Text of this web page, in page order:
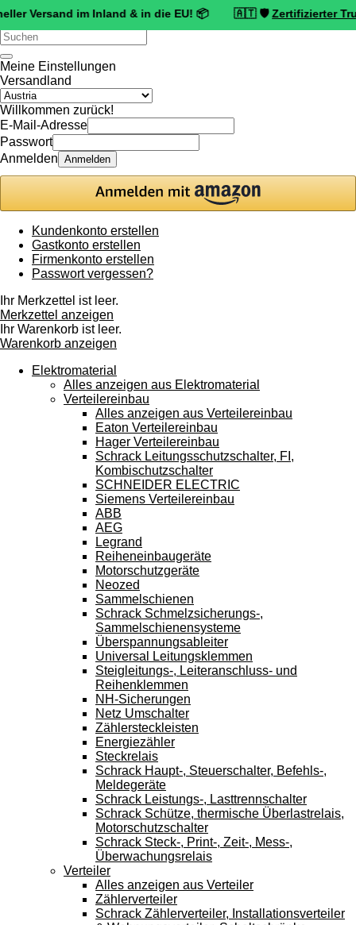
im Inland & in die EU! 📦 🇦🇹 🛡️ Zertifizierter Trusted
Verwende
die
oben
und
unten,
um
das
Ergebnis
auszuwählen.
Eingabetaste,
zum
ausgewählten
können
Touch-
und
Streichgesten
verwenden.
Meine Einstellungen
Versandland
Willkommen zurück!
E-Mail-Adresse
Passwort
Anmelden Anmelden
Kundenkonto erstellen
Gastkonto erstellen
Firmenkonto erstellen
Passwort vergessen?
Ihr Merkzettel ist leer.
Merkzettel anzeigen
Ihr Warenkorb ist leer.
Warenkorb anzeigen
Elektromaterial
Alles anzeigen aus Elektromaterial
Verteilereinbau
Alles anzeigen aus Verteilereinbau
Eaton Verteilereinbau
Hager Verteilereinbau
Schrack Leitungsschutzschalter, FI,
Kombischutzschalter
SCHNEIDER ELECTRIC
Siemens Verteilereinbau
ABB
AEG
Legrand
Reiheneinbaugeräte
Motorschutzgeräte
Neozed
Sammelschienen
Schrack Schmelzsicherungs-,
Sammelschienensysteme
Überspannungsableiter
Universal Leitungsklemmen
Steigleitungs-, Leiteranschluss- und
Reihenklemmen
NH-Sicherungen
Netz Umschalter
Zählersteckleisten
Energiezähler
Steckrelais
Schrack Haupt-, Steuerschalter, Befehls-,
Meldegeräte
Schrack Leistungs-, Lasttrennschalter
Schrack Schütze, thermische Überlastrelais,
Motorschutzschalter
Schrack Steck-, Print-, Zeit-, Mess-,
Überwachungsrelais
Verteiler
Alles anzeigen aus Verteiler
Zählerverteiler
Schrack Zählerverteiler, Installationsverteiler